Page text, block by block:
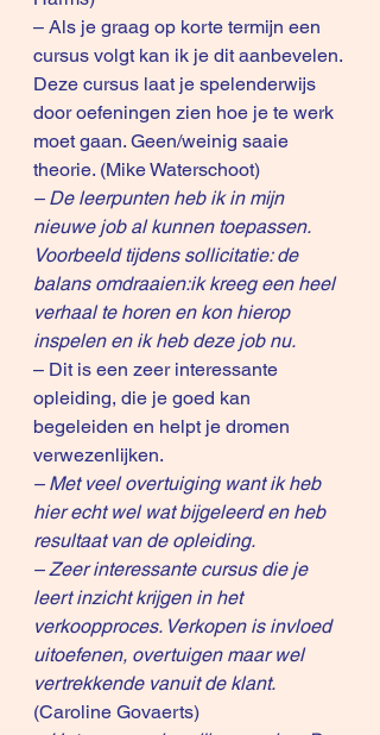
– Als je graag op korte termijn een
cursus volgt kan ik je dit aanbevelen.
Deze cursus laat je spelenderwijs
door oefeningen zien hoe je te werk
moet gaan. Geen/weinig saaie
theorie. (Mike Waterschoot)
– De leerpunten heb ik in mijn
nieuwe job al kunnen toepassen.
Voorbeeld tijdens sollicitatie: de
balans omdraaien:ik kreeg een heel
verhaal te horen en kon hierop
inspelen en ik heb deze job nu.
– Dit is een zeer interessante
opleiding, die je goed kan
begeleiden en helpt je dromen
verwezenlijken.
– Met veel overtuiging want ik heb
hier echt wel wat bijgeleerd en heb
resultaat van de opleiding.
– Zeer interessante cursus die je
leert inzicht krijgen in het
verkoopproces. Verkopen is invloed
uitoefenen, overtuigen maar wel
vertrekkende vanuit de klant.
(Caroline Govaerts)